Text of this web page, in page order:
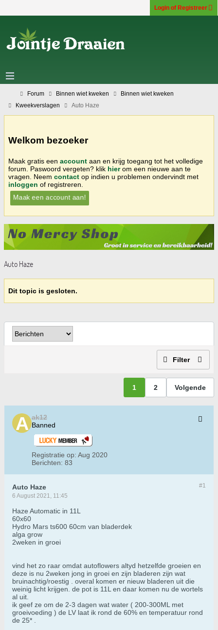
Login of Registreer
Forum Binnen wiet kweken
Binnen wiet kweken
Kweekverslagen
Auto Haze
Welkom bezoeker
Maak gratis een account aan en krijg toegang tot het volledige
forum. Paswoord vergeten? klik hierom een nieuwe aan te
vragen. Neem contact op indien u problemen ondervindt met
inloggen of registreren.
Maak een account aan!
Auto Haze
Dit topic is gesloten.
Filter
1 2 Volgende
ak12
Banned
Registratie op: Aug 2020
Berichten: 83
#1
Auto Haze
6 August 2021, 11:45
Haze Automatic in 11L
60x60
Hydro Mars ts600 60cm van bladerdek
alga grow
2weken in groei
vind het zo raar omdat autoflowers altyd hetzelfde groeien en
deze is nu 2weken jong in groei en zijn bladeren zijn wat
bruinachtig/roestig . overal komen er nieuw bladeren uit die
weinig licht krijgen. de pot is 11L en daar komen nu de wortels
al uit.
ik geef ze om de 2-3 dagen wat water ( 200-300ML met
groeivoeding ) de LV laat ik rond de 60% en temperatuur rond
de 25* .